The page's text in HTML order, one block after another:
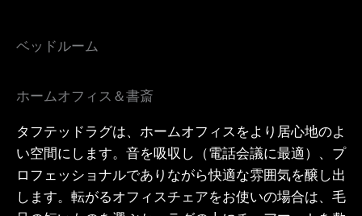
ベッドルーム
ホームオフィス＆書斎
タフテッドラグは、ホームオフィスをより居心地のよ
い空間にします。音を吸収し（電話会議に最適）、プ
ロフェッショナルでありながら快適な雰囲気を醸し出
します。転がるオフィスチェアをお使いの場合は、毛